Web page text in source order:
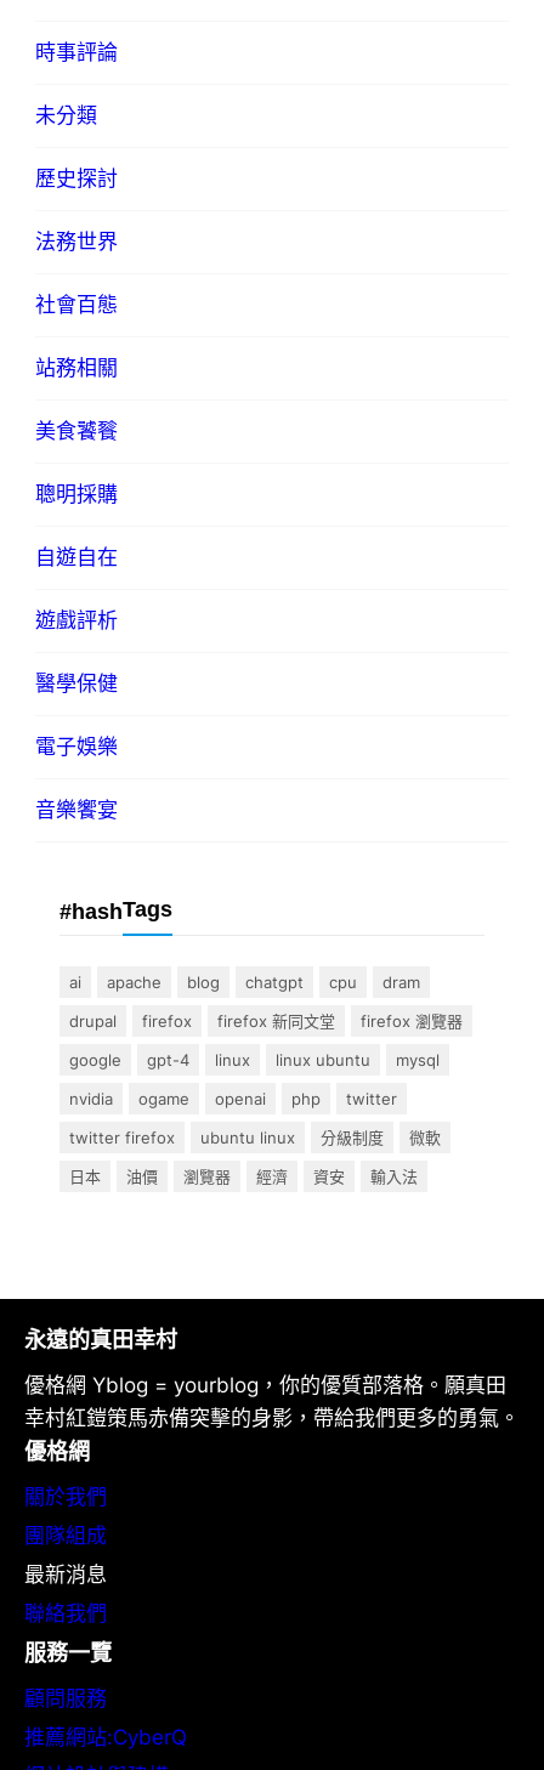
時事評論
未分類
歷史探討
法務世界
社會百態
站務相關
美食饕餮
聰明採購
自遊自在
遊戲評析
醫學保健
電子娛樂
音樂饗宴
#hashTags
ai apache blog chatgpt cpu
dram
drupal
firefox firefox 新同文堂
firefox 瀏覽器
google
gpt-4 linux linux ubuntu
mysql
nvidia
ogame openai php
twitter
twitter firefox
ubuntu linux 分級制度
微軟
日本
油價 瀏覽器 經濟 資安 輸入法
永遠的真田幸村
優格網 Yblog = yourblog，你的優質部落格。願真田
幸村紅鎧策馬赤備突擊的身影，帶給我們更多的勇氣。
優格網
關於我們
團隊組成
最新消息
聯絡我們
服務一覽
顧問服務
推薦網站:CyberQ